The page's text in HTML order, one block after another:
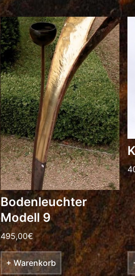
Bodenleuchter
Modell 9
495,00€
+ Warenkorb